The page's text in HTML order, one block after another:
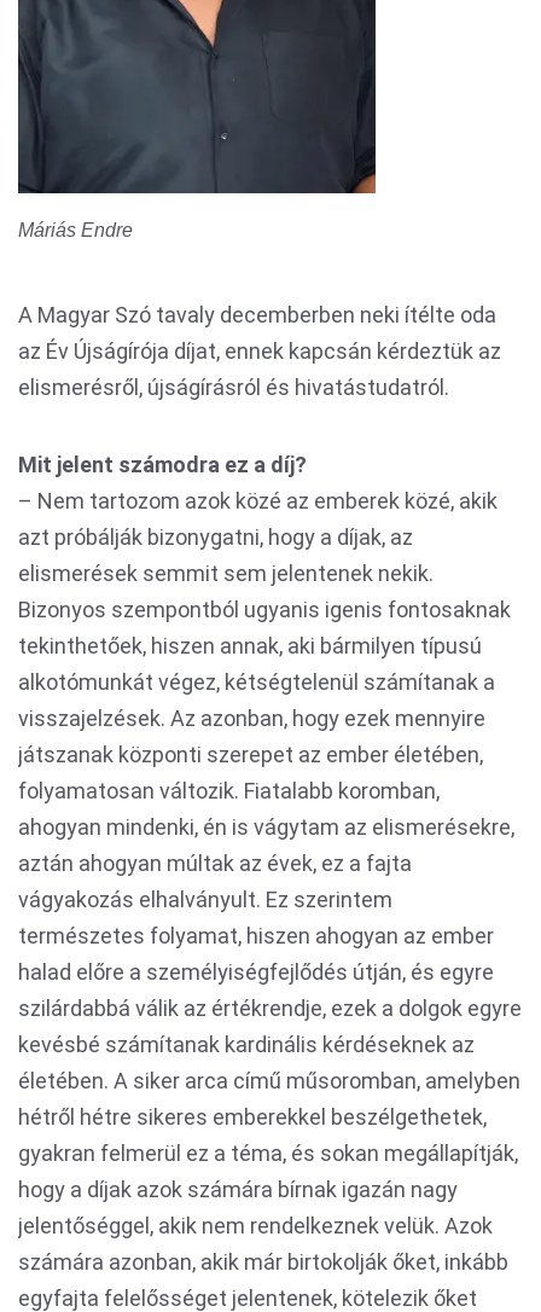
Máriás Endre
A Magyar Szó tavaly decemberben neki ítélte oda
az Év Újságírója díjat, ennek kapcsán kérdeztük az
elismerésről, újságírásról és hivatástudatról.
Mit jelent számodra ez a díj?
– Nem tartozom azok közé az emberek közé, akik
azt próbálják bizonygatni, hogy a díjak, az
elismerések semmit sem jelentenek nekik.
Bizonyos szempontból ugyanis igenis fontosaknak
tekinthetőek, hiszen annak, aki bármilyen típusú
alkotómunkát végez, kétségtelenül számítanak a
visszajelzések. Az azonban, hogy ezek mennyire
játszanak központi szerepet az ember életében,
folyamatosan változik. Fiatalabb koromban,
ahogyan mindenki, én is vágytam az elismerésekre,
aztán ahogyan múltak az évek, ez a fajta
vágyakozás elhalványult. Ez szerintem
természetes folyamat, hiszen ahogyan az ember
halad előre a személyiségfejlődés útján, és egyre
szilárdabbá válik az értékrendje, ezek a dolgok egyre
kevésbé számítanak kardinális kérdéseknek az
életében. A siker arca című műsoromban, amelyben
hétről hétre sikeres emberekkel beszélgethetek,
gyakran felmerül ez a téma, és sokan megállapítják,
hogy a díjak azok számára bírnak igazán nagy
jelentőséggel, akik nem rendelkeznek velük. Azok
számára azonban, akik már birtokolják őket, inkább
egyfajta felelősséget jelentenek, kötelezik őket